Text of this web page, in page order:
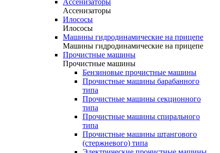
Ассенизаторы
Ассенизаторы
Илососы
Илососы
Машины гидродинамические на прицепе
Машины гидродинамические на прицепе
Прочистные машины
Прочистные машины
Бензиновые прочистные машины
Прочистные машины барабанного
типа
Прочистные машины секционного
типа
Прочистные машины спирального
типа
Прочистные машины штангового
(стержневого) типа